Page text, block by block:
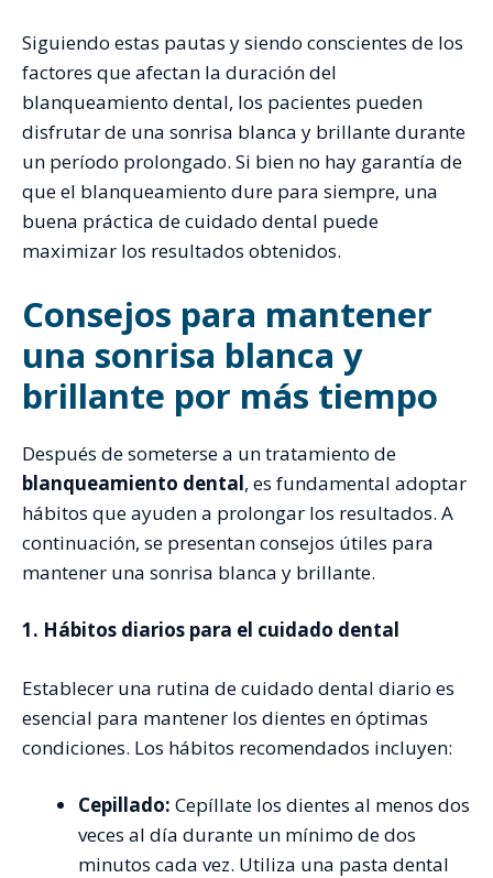
Siguiendo estas pautas y siendo conscientes de los
factores que afectan la duración del
blanqueamiento dental, los pacientes pueden
disfrutar de una sonrisa blanca y brillante durante
un período prolongado. Si bien no hay garantía de
que el blanqueamiento dure para siempre, una
buena práctica de cuidado dental puede
maximizar los resultados obtenidos.
Consejos para mantener
una sonrisa blanca y
brillante por más tiempo
Después de someterse a un tratamiento de
blanqueamiento dental, es fundamental adoptar
hábitos que ayuden a prolongar los resultados. A
continuación, se presentan consejos útiles para
mantener una sonrisa blanca y brillante.
1. Hábitos diarios para el cuidado dental
Establecer una rutina de cuidado dental diario es
esencial para mantener los dientes en óptimas
condiciones. Los hábitos recomendados incluyen:
Cepillado: Cepíllate los dientes al menos dos
veces al día durante un mínimo de dos
minutos cada vez. Utiliza una pasta dental